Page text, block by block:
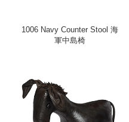
1006 Navy Counter Stool 海
軍中島椅